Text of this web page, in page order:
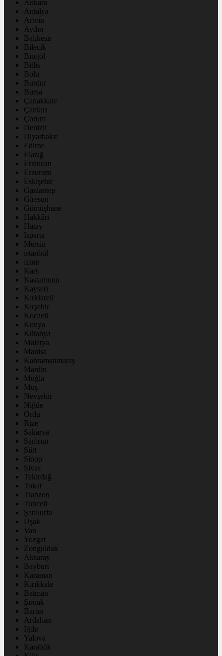
Ankara
Antalya
Artvin
Aydın
Balıkesir
Bilecik
Bingöl
Bitlis
Bolu
Burdur
Bursa
Çanakkale
Çankırı
Çorum
Denizli
Diyarbakır
Edirne
Elazığ
Erzincan
Erzurum
Eskişehir
Gaziantep
Giresun
Gümüşhane
Hakkâri
Hatay
Isparta
Mersin
istanbul
izmir
Kars
Kastamonu
Kayseri
Kırklareli
Kırşehir
Kocaeli
Konya
Kütahya
Malatya
Manisa
Kahramanmaraş
Mardin
Muğla
Muş
Nevşehir
Niğde
Ordu
Rize
Sakarya
Samsun
Siirt
Sinop
Sivas
Tekirdağ
Tokat
Trabzon
Tunceli
Şanlıurfa
Uşak
Van
Yozgat
Zonguldak
Aksaray
Bayburt
Karaman
Kırıkkale
Batman
Şırnak
Bartın
Ardahan
Iğdır
Yalova
Karabük